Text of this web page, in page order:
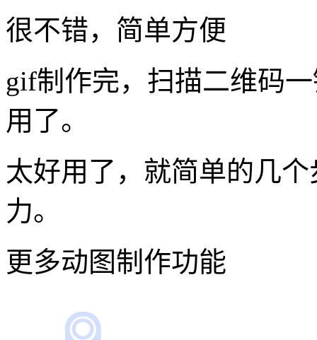
很不错，简单方便
gif制作完，扫描二维码
用了。
太好用了，就简单的几
力。
更多动图制作功能